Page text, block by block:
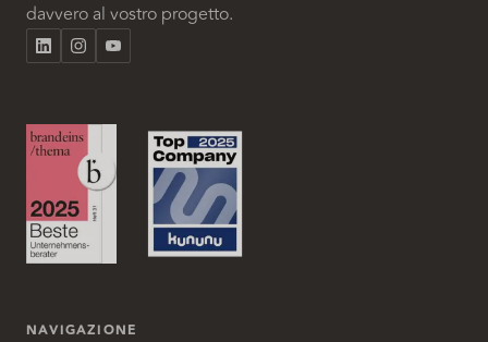
davvero al vostro progetto.
NAVIGAZIONE